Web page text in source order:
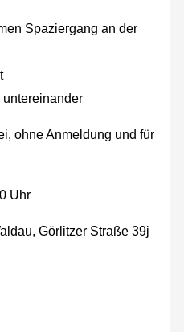
Spaziergang an der
ohne Anmeldung und für
Uhr
Görlitzer Straße 39j